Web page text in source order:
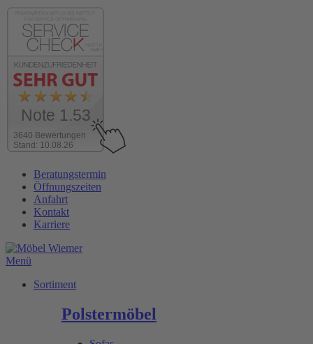
3640 Bewertungen
Stand: 10.08.26
Note 1.53
Inhalt
wechseln
Beratungstermin
Öffnungszeiten
Anfahrt
Kontakt
Karriere
Menü
Sortiment
Polstermöbel